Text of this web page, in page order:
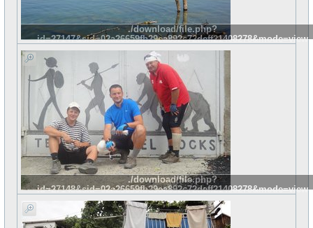
./download/file.php?
id=27147&sid=02a26659fb29ea892c72deff21408278&mode=view
./download/file.php?
id=27148&sid=02a26659fb29ea892c72deff21408278&mode=view